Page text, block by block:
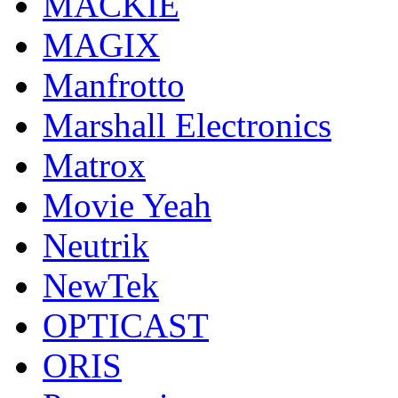
MAGIX
Manfrotto
Marshall Electronics
Matrox
Movie Yeah
Neutrik
NewTek
OPTICAST
ORIS